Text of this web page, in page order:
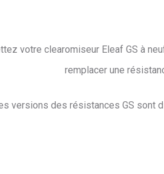
votre clearomiseur Eleaf GS à
remplacer une
versions des résistances GS sont